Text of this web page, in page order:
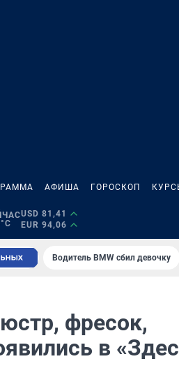
АФИША ГОРОСКОП
USD 81,41
EUR 94,06
Водитель BMW сбил девочку
фресок,
в